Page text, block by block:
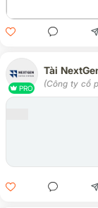
PRO
Tài
(Công ty cổ